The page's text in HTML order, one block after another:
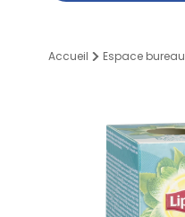
Accueil Espace bureau